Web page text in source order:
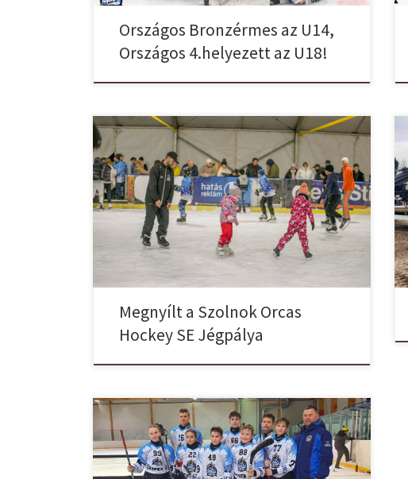
Országos Bronzérmes az U14,
Országos 4.helyezett az U18!
Hivatalosan is felavattuk, áldással rajta, ünnepélyes
keretek között megnyitottuk a Szolnok Orcas Hockey
SE – Szolnoki Jégpálya-t. Sok fáradhatatlan áldozatos
munka, hit, akarat, kitartás, szervezés és megannyi
szorgos kéz munkája. Ezek vagyunk mi. Az ünnepélyes
megnyitón sok sok látogató, sportemberek, meghívott
vendégek vettek részt. Az avatót követő jégdisco
hangulatáról Szolnok […]
Megnyílt a Szolnok Orcas
Hockey SE Jégpálya
Jól szerepelt a Kaposvári jégcsarnokban a Szolnok